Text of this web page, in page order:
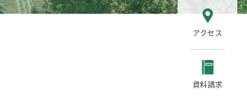
アクセス
資料請求